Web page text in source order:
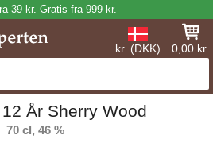
39 kr. Gratis fra 999 kr.
kr. (DKK) 0,00 kr.
År Sherry Wood
70 cl, 46 %